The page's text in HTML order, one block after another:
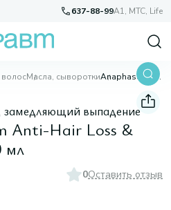
637-88-99A1, МТС, Life
Масла, сыворотки Anaphase Creastim Anti-Hair Loss & Growth Lotion, 60 мл
замедляющий выпадение
Anti-Hair Loss &
мл
0Оставить отзыв